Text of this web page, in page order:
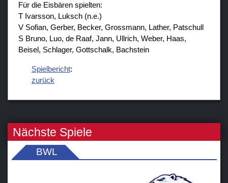
Für die Eisbären spielten:
T Ivarsson, Luksch (n.e.)
V Sofian, Gerber, Becker, Grossmann, Lather, Patschull
S Bruno, Luo, de Raaf, Jann, Ullrich, Weber, Haas,
Beisel, Schlager, Gottschalk, Bachstein
Spielbericht:
zurück
Nächste Spiele
BWL